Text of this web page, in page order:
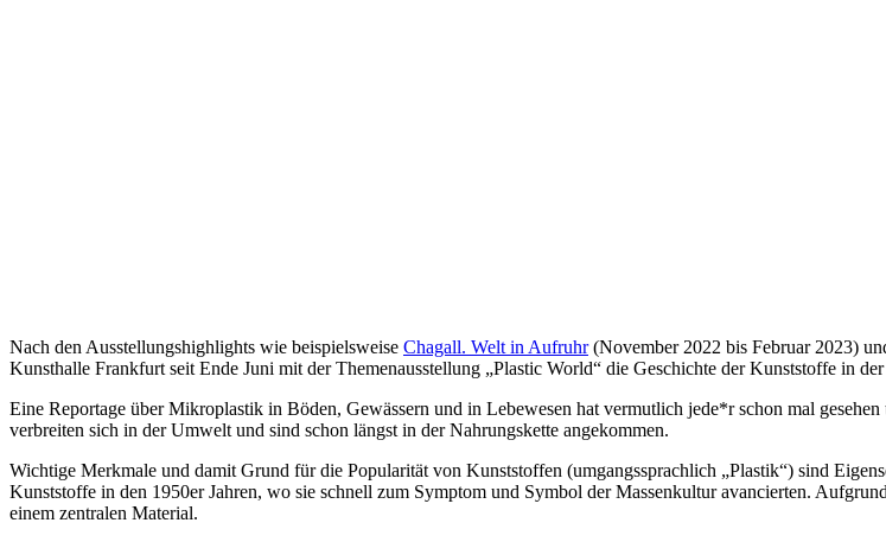
Nach den Ausstellungshighlights wie beispielsweise Chagall. Welt in Aufruhr(November 2022 bis Februar 2023)
Kunsthalle Frankfurt seit Ende Juni mit der Themenausstellung „Plastic World“ die Geschichte der Kunststoffe in
Eine Reportage über Mikroplastik in Böden, Gewässern und in Lebewesen hat vermutlich jede*r schon mal
verbreiten sich in der Umwelt und sind schon längst in der Nahrungskette angekommen.
Wichtige Merkmale und damit Grund für die Popularität von Kunststoffen (umgangssprachlich „Plastik“) sind
Kunststoffe in den 1950er Jahren, wo sie schnell zum Symptom und Symbol der Massen­kul­tur avancierten.
einem zentra­len Mate­rial.